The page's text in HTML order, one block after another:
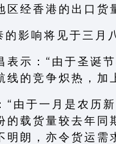
经 香 港 的 出 口 货
影 响 将 见 于 三 月
表 示 ： “ 由 于 圣 诞
的 竞 争 炽 热 ， 加
由 于 一 月 是 农 历
载 货 量 较 去 年 同
明 朗 ， 亦 令 货 运 需